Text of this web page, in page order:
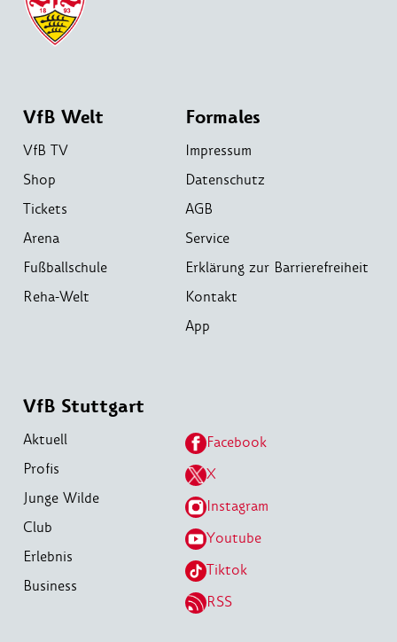
VfB Welt
VfB TV
Shop
Tickets
Arena
Fußballschule
Reha-Welt
Formales
Impressum
Datenschutz
AGB
Service
Erklärung zur Barrierefreiheit
Kontakt
App
VfB Stuttgart
Aktuell
Profis
Junge Wilde
Club
Erlebnis
Business
Facebook
X
Instagram
Youtube
Tiktok
RSS